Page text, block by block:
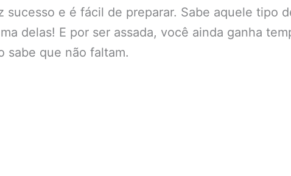
sucesso e é fácil de preparar. Sabe aquele tipo
delas! E por ser assada, você ainda ganha
sabe que não faltam.